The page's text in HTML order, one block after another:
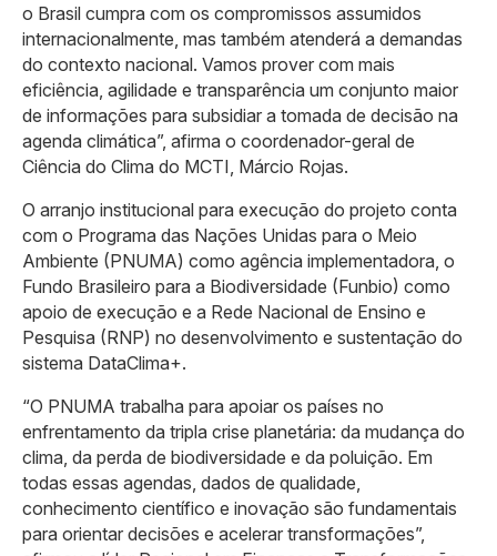
o Brasil cumpra com os compromissos assumidos
internacionalmente, mas também atenderá a demandas
do contexto nacional. Vamos prover com mais
eficiência, agilidade e transparência um conjunto maior
de informações para subsidiar a tomada de decisão na
agenda climática”, afirma o coordenador-geral de
Ciência do Clima do MCTI, Márcio Rojas.
O arranjo institucional para execução do projeto conta
com o Programa das Nações Unidas para o Meio
Ambiente (PNUMA) como agência implementadora, o
Fundo Brasileiro para a Biodiversidade (Funbio) como
apoio de execução e a Rede Nacional de Ensino e
Pesquisa (RNP) no desenvolvimento e sustentação do
sistema DataClima+.
“O PNUMA trabalha para apoiar os países no
enfrentamento da tripla crise planetária: da mudança do
clima, da perda de biodiversidade e da poluição. Em
todas essas agendas, dados de qualidade,
conhecimento científico e inovação são fundamentais
para orientar decisões e acelerar transformações”,